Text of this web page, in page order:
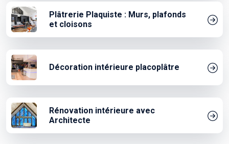
Plâtrerie Plaquiste : Murs, plafonds
et cloisons
Décoration intérieure placoplâtre
Rénovation intérieure avec
Architecte